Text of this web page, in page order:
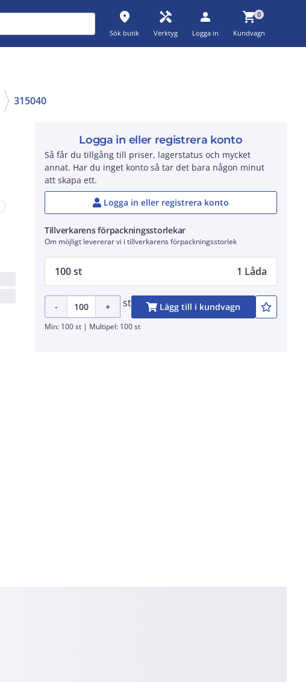
place
Sök butik
handyman
Verktyg
person
Logga in
shopping_cart0
Kundvagn
315040
Logga in eller registrera konto
Så får du tillgång till priser, lagerstatus och mycket
annat. Har du inget konto så tar det bara någon minut
att skapa ett.
Logga in eller registrera konto
Tillverkarens förpackningsstorlekar
Om möjligt levererar vi i tillverkarens förpackningsstorlek
100 st 1 Låda
- + st Lägg till i kundvagn
Min: 100 st | Multipel: 100 st